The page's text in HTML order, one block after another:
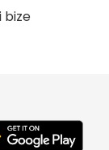
bize